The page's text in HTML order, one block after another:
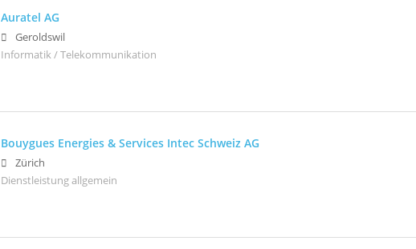
Auratel AG
Geroldswil
Informatik / Telekommunikation
Bouygues Energies & Services Intec Schweiz AG
Zürich
Dienstleistung allgemein